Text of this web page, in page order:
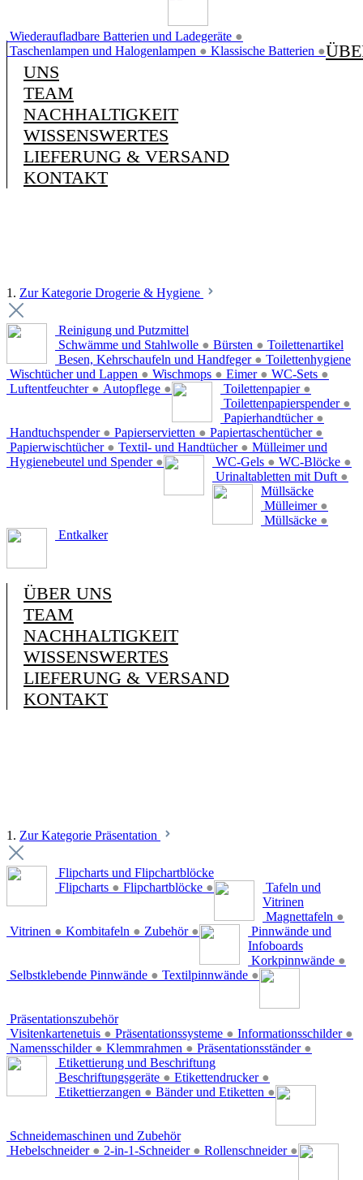
Wiederaufladbare Batterien und Ladegeräte ●
Taschenlampen und Halogenlampen ● Klassische Batterien ●
UNS
TEAM
NACHHALTIGKEIT
WISSENSWERTES
LIEFERUNG & VERSAND
KONTAKT
1. Zur Kategorie Drogerie & Hygiene
Reinigung und Putzmittel
Schwämme und Stahlwolle ● Bürsten ●
Besen, Kehrschaufeln und Handfeger ●
Wischtücher und Lappen ● Wischmops ● Eimer ● WC-Sets ●
Luftentfeuchter ● Autopflege ●
Toilettenartikel
Toilettenpapier ●
Toilettenpapierspender ●
Papierhandtücher ●
Handtuchspender ● Papierservietten ● Papiertaschentücher ●
Papierwischtücher ● Textil- und Handtücher ●
Hygienebeutel und Spender ●
Toilettenhygiene
WC-Gels ● WC-Blöcke ●
Urinaltabletten mit Duft ●
Mülleimer und
Müllsäcke
Mülleimer ●
Müllsäcke ●
Entkalker
ÜBER UNS
TEAM
NACHHALTIGKEIT
WISSENSWERTES
LIEFERUNG & VERSAND
KONTAKT
1. Zur Kategorie Präsentation
Flipcharts und Flipchartblöcke
Flipcharts ● Flipchartblöcke ●
Tafeln und
Vitrinen
Magnettafeln ●
Vitrinen ● Kombitafeln ● Zubehör ●
Pinnwände und
Infoboards
Korkpinnwände ●
Selbstklebende Pinnwände ● Textilpinnwände ●
Präsentationszubehör
Visitenkartenetuis ● Präsentationssysteme ● Informationsschilder ●
Namensschilder ● Klemmrahmen ● Präsentationsständer ●
Etikettierung und Beschriftung
Beschriftungsgeräte ● Etikettendrucker ●
Etikettierzangen ● Bänder und Etiketten ●
Schneidemaschinen und Zubehör
Hebelschneider ● 2-in-1-Schneider ● Rollenschneider ●